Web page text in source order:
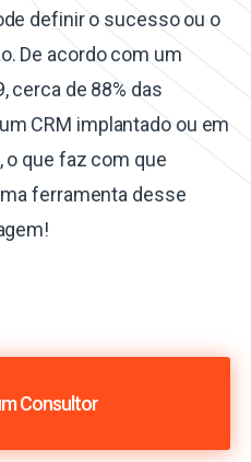
definir o sucesso ou o
De acordo com um
cerca de 88% das
CRM implantado ou em
o que faz com que
ferramenta desse
Consultor